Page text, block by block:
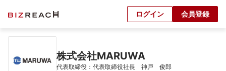
ログイン 会員登録
株式会社MARUWA
代表取締役：代表取締役社長　神戸　俊郎